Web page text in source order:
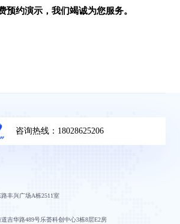
预约演示，我们竭诚为您服务。
咨询热线：18028625206
丰兴广场A栋2511室
吉华路489号乐荟科创中心3栋8层E2房